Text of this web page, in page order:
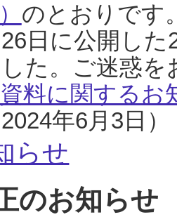
のとおりです
日に公開し
た。ご迷惑
料に関するお
年6月3日）
らせ
のお知らせ